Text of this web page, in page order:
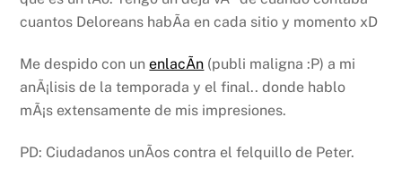
cuantos Deloreans habÃ­a en cada sitio y momento xD
Me despido con unenlacÃ­n (publi maligna :P) a mi
anÃ¡lisis de la temporada y el final.. donde hablo
mÃ¡s extensamente de mis impresiones.
PD: Ciudadanos unÃ­os contra el felquillo de Peter.